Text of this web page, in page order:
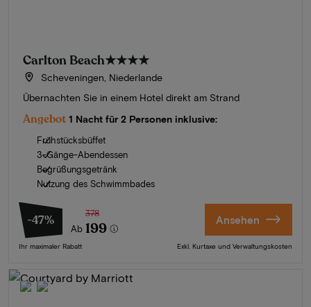
Carlton Beach★★★★
Scheveningen, Niederlande
Übernachten Sie in einem Hotel direkt am Strand
Angebot 1 Nacht für 2 Personen inklusive:
Frühstücksbüffet
3-Gänge-Abendessen
Begrüßungsgetränk
Nutzung des Schwimmbades
-47%
Ab
378
199
Ihr maximaler Rabatt
Ansehen
Exkl. Kurtaxe und Verwaltungskosten